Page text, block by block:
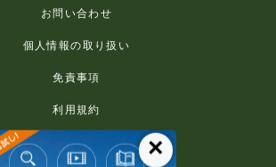
お問い合わせ
個人情報の取り扱い
免責事項
利用規約
推奨環境 ×